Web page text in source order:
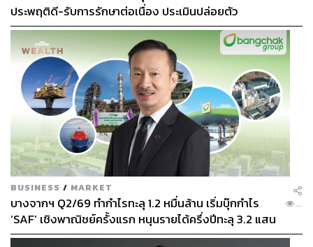
ประพฤติดี-รับการรักษาต่อเนื่อง ประเมินปล่อยตัว
BUSINESS / MARKET
บางจากฯ Q2/69 ทำกำไรทะลุ 1.2 หมื่นล้าน เริ่มบุ๊กกำไร
‘SAF’ เชิงพาณิชย์ครั้งแรก หนุนรายได้ครึ่งปีทะลุ 3.2 แสน
ล้าน
...